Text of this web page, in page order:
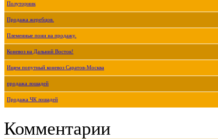
Полуторник
Продажа жеребцов.
Племенные пони на продажу.
Коневоз на Дальний Восток!
Ищем попутный коневоз Саратов-Москва
продажа лошадей
Продажа ЧК лошадей
Комментарии